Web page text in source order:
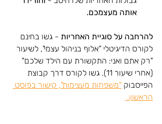
אותה מעצמכם.
להרחבה על סוגיית האחריות - גשו בחינם
לקורס הדיגיטלי "אלוף בניהול עצמי", לשיעור
"רק אתם ואני: התקשורת עם הילד שלכם"
(אחרי שיעור 11). גשו לקורס דרך קבוצת
הפייסבוק "משפחות מעצימות", קישור בפוסט
הראשון.